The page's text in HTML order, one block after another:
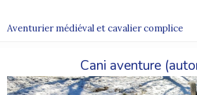
Aventurier médiéval et cavalier complice
Cani aventure